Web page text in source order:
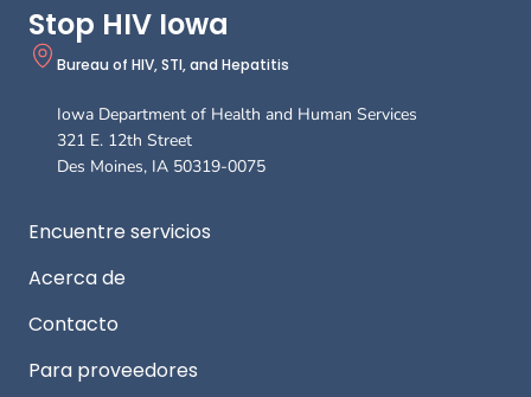
Stop HIV Iowa
Bureau of HIV, STI, and Hepatitis
Iowa Department of Health and Human Services
321 E. 12th Street
Des Moines, IA 50319-0075
Footer
Encuentre servicios
Acerca de
Contacto
Para proveedores